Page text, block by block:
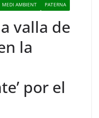
MEDI AMBIENT PATERNA
valla de
la
por el